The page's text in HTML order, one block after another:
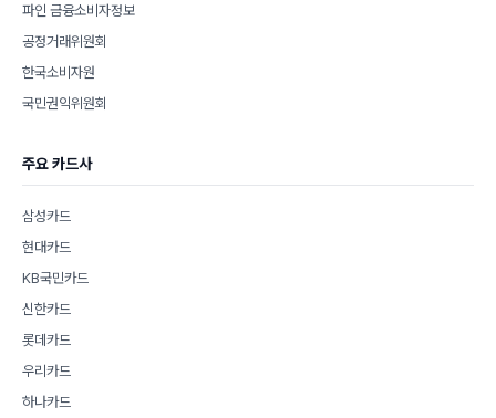
파인 금융소비자정보
공정거래위원회
한국소비자원
국민권익위원회
주요 카드사
삼성카드
현대카드
KB국민카드
신한카드
롯데카드
우리카드
하나카드